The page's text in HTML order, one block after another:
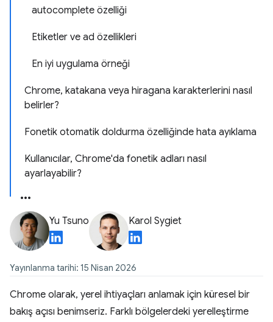
autocomplete özelliği
Etiketler ve ad özellikleri
En iyi uygulama örneği
Chrome, katakana veya hiragana karakterlerini nasıl
belirler?
Fonetik otomatik doldurma özelliğinde hata ayıklama
Kullanıcılar, Chrome'da fonetik adları nasıl
ayarlayabilir?
Yu Tsuno Karol Sygiet
Yayınlanma tarihi: 15 Nisan 2026
Chrome olarak, yerel ihtiyaçları anlamak için küresel bir
bakış açısı benimseriz. Farklı bölgelerdeki yerelleştirme